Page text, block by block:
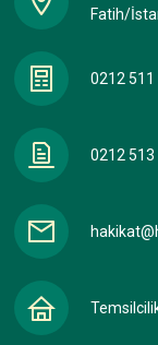
Fatih/
0212 511
0212 513